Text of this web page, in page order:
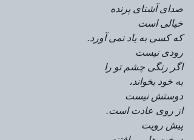
صدای آشنای پرنده
خیالی است
که کسی به یاد نمی آورد.
رودی نیست
اگر رنگی چشم تو را
به خود بخواند،
دوستش نیست
از روی عادت است.
پیش رویت